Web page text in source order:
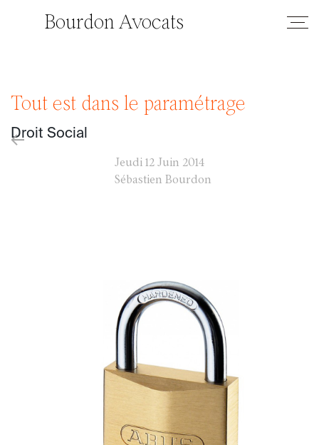
Bourdon Avocats
Tout est dans le paramétrage
Droit Social
Jeudi 12 Juin 2014
Sébastien Bourdon
←